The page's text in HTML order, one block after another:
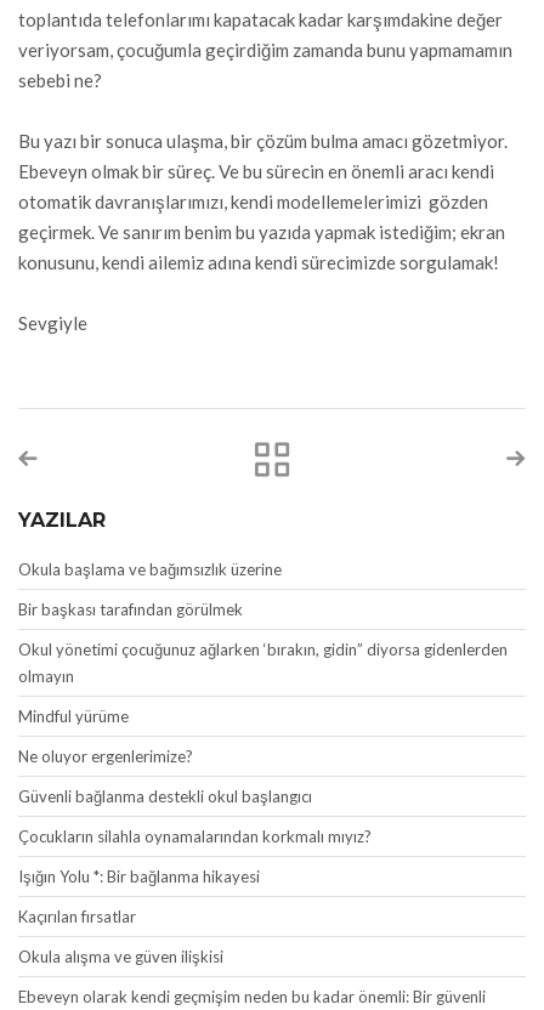
toplantıda telefonlarımı kapatacak kadar karşımdakine değer
veriyorsam, çocuğumla geçirdiğim zamanda bunu yapmamamın
sebebi ne?
Bu yazı bir sonuca ulaşma, bir çözüm bulma amacı gözetmiyor.
Ebeveyn olmak bir süreç. Ve bu sürecin en önemli aracı kendi
otomatik davranışlarımızı, kendi modellemelerimizi gözden
geçirmek. Ve sanırım benim bu yazıda yapmak istediğim; ekran
konusunu, kendi ailemiz adına kendi sürecimizde sorgulamak!
Sevgiyle
YAZILAR
Okula başlama ve bağımsızlık üzerine
Bir başkası tarafından görülmek
Okul yönetimi çocuğunuz ağlarken ‘bırakın, gidin” diyorsa gidenlerden
olmayın
Mindful yürüme
Ne oluyor ergenlerimize?
Güvenli bağlanma destekli okul başlangıcı
Çocukların silahla oynamalarından korkmalı mıyız?
Işığın Yolu *: Bir bağlanma hikayesi
Kaçırılan fırsatlar
Okula alışma ve güven ilişkisi
Ebeveyn olarak kendi geçmişim neden bu kadar önemli: Bir güvenli